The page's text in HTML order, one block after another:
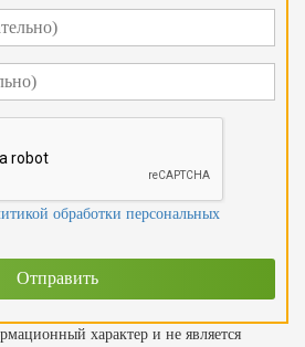
обработки персональных
характер и не является